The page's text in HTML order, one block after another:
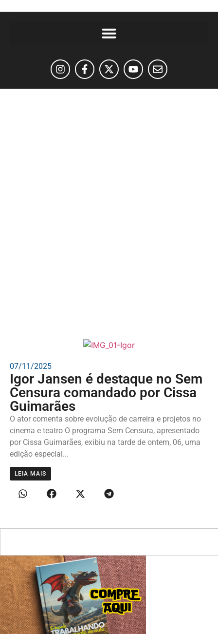
07/11/2025
Igor Jansen é destaque no Sem
Censura comandado por Cissa
Guimarães
O ator comenta sobre evolução de carreira e projetos no
cinema e teatro O programa Sem Censura, apresentado
por Cissa Guimarães, exibiu na tarde de ontem, 06, uma
edição especial...
LEIA MAIS